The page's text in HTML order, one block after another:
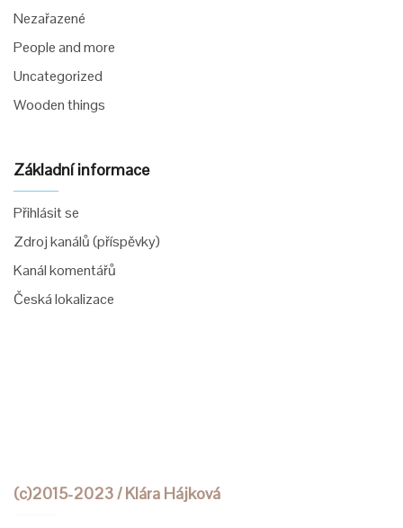
Nezařazené
People and more
Uncategorized
Wooden things
Základní informace
Přihlásit se
Zdroj kanálů (příspěvky)
Kanál komentářů
Česká lokalizace
(c)2015-2023 / Klára Hájková